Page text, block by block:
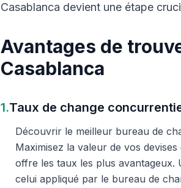
Casablanca devient une étape
Avantages de
Casablanca
1.Taux de change
Découvrir le meilleur bureau de
Maximisez la valeur de vos
offre les taux les plus avantageux.
celui appliqué par le bureau de